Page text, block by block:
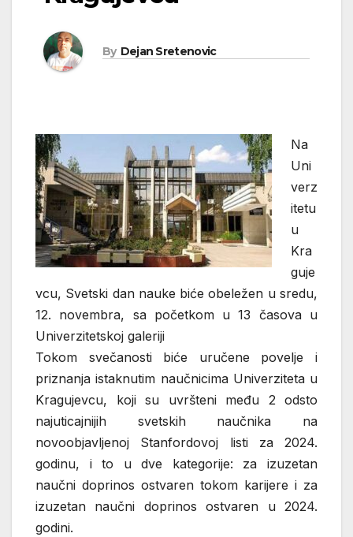
By Dejan Sretenovic
Na
Uni
verz
itetu
u
Kra
guje
vcu, Svetski dan nauke biće obeležen u sredu,
12. novembra, sa početkom u 13 časova u
Univerzitetskoj galeriji
Tokom svečanosti biće uručene povelje i
priznanja istaknutim naučnicima Univerziteta u
Kragujevcu, koji su uvršteni među 2 odsto
najuticajnijih svetskih naučnika na
novoobjavljenoj Stanfordovoj listi za 2024.
godinu, i to u dve kategorije: za izuzetan
naučni doprinos ostvaren tokom karijere i za
izuzetan naučni doprinos ostvaren u 2024.
godini.